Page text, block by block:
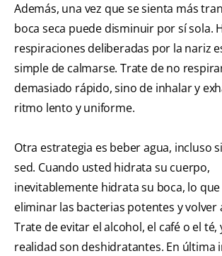
Además, una vez que se sienta más
boca seca puede disminuir por sí sola.
respiraciones deliberadas por la nariz
simple de calmarse. Trate de no
demasiado rápido, sino de inhalar y
ritmo lento y uniforme.
Otra estrategia es beber agua, incluso
sed. Cuando usted hidrata su cuerpo,
inevitablemente hidrata su boca, lo
eliminar las bacterias potentes y volver
Trate de evitar el alcohol, el café o el té,
realidad son deshidratantes. En última